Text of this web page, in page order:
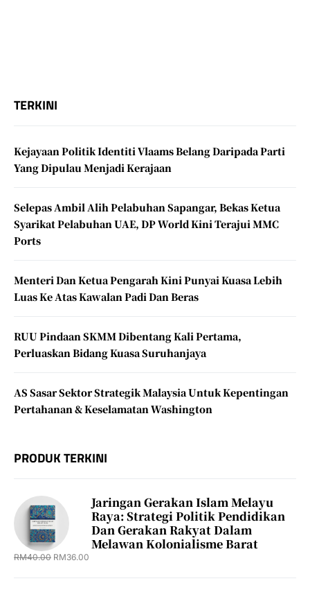
TERKINI
Kejayaan Politik Identiti Vlaams Belang Daripada Parti
Yang Dipulau Menjadi Kerajaan
Selepas Ambil Alih Pelabuhan Sapangar, Bekas Ketua
Syarikat Pelabuhan UAE, DP World Kini Terajui MMC
Ports
Menteri Dan Ketua Pengarah Kini Punyai Kuasa Lebih
Luas Ke Atas Kawalan Padi Dan Beras
RUU Pindaan SKMM Dibentang Kali Pertama,
Perluaskan Bidang Kuasa Suruhanjaya
AS Sasar Sektor Strategik Malaysia Untuk Kepentingan
Pertahanan & Keselamatan Washington
PRODUK TERKINI
Jaringan Gerakan Islam Melayu
Raya: Strategi Politik Pendidikan
Dan Gerakan Rakyat Dalam
Melawan Kolonialisme Barat
RM40.00 RM36.00